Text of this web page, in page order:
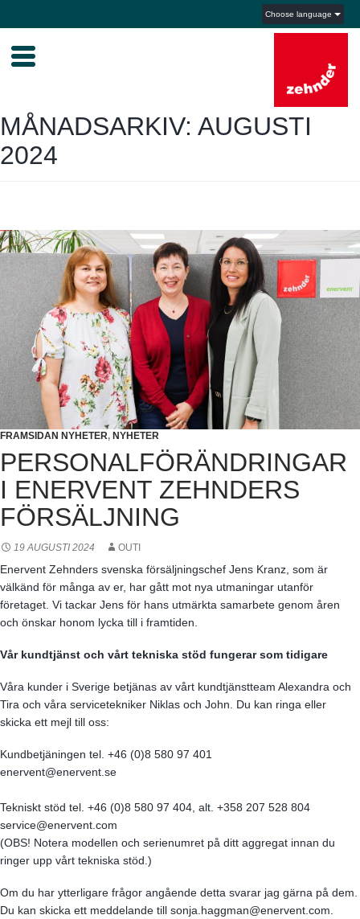
Choose language
MÅNADSARKIV: AUGUSTI
2024
FRAMSIDAN NYHETER, NYHETER
PERSONALFÖRÄNDRINGAR
I ENERVENT ZEHNDERS
FÖRSÄLJNING
19 AUGUSTI 2024 OUTI
Enervent Zehnders svenska försäljningschef Jens Kranz, som är
välkänd för många av er, har gått mot nya utmaningar utanför
företaget. Vi tackar Jens för hans utmärkta samarbete genom åren
och önskar honom lycka till i framtiden.
Vår kundtjänst och vårt tekniska stöd fungerar som tidigare
Våra kunder i Sverige betjänas av vårt kundtjänstteam Alexandra och
Tira och våra servicetekniker Niklas och John. Du kan ringa eller
skicka ett mejl till oss:
Kundbetjäningen tel. +46 (0)8 580 97 401
enervent@enervent.se
Tekniskt stöd tel. +46 (0)8 580 97 404, alt. +358 207 528 804
service@enervent.com
(OBS! Notera modellen och serienumret på ditt aggregat innan du
ringer upp vårt tekniska stöd.)
Om du har ytterligare frågor angående detta svarar jag gärna på dem.
Du kan skicka ett meddelande till sonja.haggman@enervent.com.